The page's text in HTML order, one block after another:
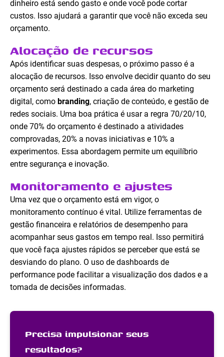
dinheiro está sendo gasto e onde você pode cortar
custos. Isso ajudará a garantir que você não exceda seu
orçamento.
Alocação de recursos
Após identificar suas despesas, o próximo passo é a
alocação de recursos. Isso envolve decidir quanto do seu
orçamento será destinado a cada área do marketing
digital, como branding, criação de conteúdo, e gestão de
redes sociais. Uma boa prática é usar a regra 70/20/10,
onde 70% do orçamento é destinado a atividades
comprovadas, 20% a novas iniciativas e 10% a
experimentos. Essa abordagem permite um equilíbrio
entre segurança e inovação.
Monitoramento e ajustes
Uma vez que o orçamento está em vigor, o
monitoramento contínuo é vital. Utilize ferramentas de
gestão financeira e relatórios de desempenho para
acompanhar seus gastos em tempo real. Isso permitirá
que você faça ajustes rápidos se perceber que está se
desviando do plano. O uso de dashboards de
performance pode facilitar a visualização dos dados e a
tomada de decisões informadas.
Precisa impulsionar seus
resultados?